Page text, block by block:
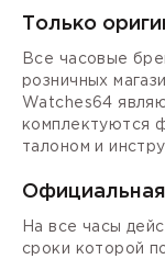
Только
Все часовые
розничных
Watches64
комплектуются
талоном и
Официальная
На все часы
сроки которой